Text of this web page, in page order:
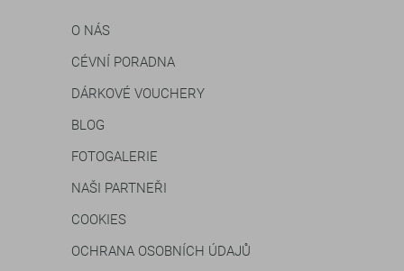
O NÁS
CÉVNÍ PORADNA
DÁRKOVÉ VOUCHERY
BLOG
FOTOGALERIE
NAŠI PARTNEŘI
COOKIES
OCHRANA OSOBNÍCH ÚDAJŮ